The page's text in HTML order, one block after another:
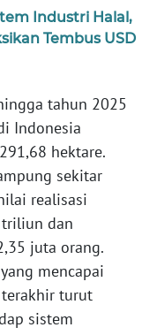
Industri Halal,
Tembus USD
tahun 2025
Indonesia
hektare.
sekitar
realisasi
triliun dan
juta orang.
mencapai
turut
sistem